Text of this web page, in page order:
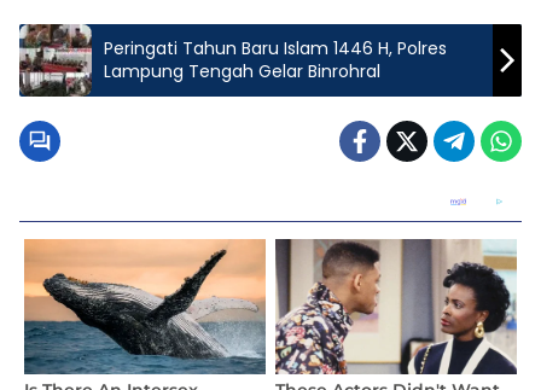
Peringati Tahun Baru Islam 1446 H, Polres
Lampung Tengah Gelar Binrohral